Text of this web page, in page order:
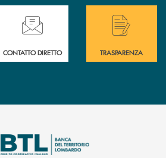
delle filiali .
Hai bisogno di assistenza immediata?
CONTATTO DIRETTO
Hai bisogno di
TRASPARENZA